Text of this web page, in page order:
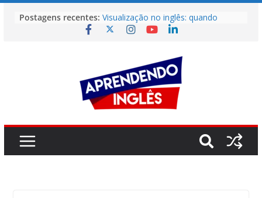
para
Postagens recentes: Visualização no inglês: quando
imaginar vale quase tanto quanto
Como Aprender Inglês Como Uma
Criança
O erro invisível que está travando
sua fluência (e não é a gramática)
O maior bloqueio emocional que